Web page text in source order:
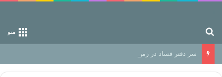
منو
سر دفتر فساد در زمین‌، دوری وکناره‌گیری از راه خداست‌!